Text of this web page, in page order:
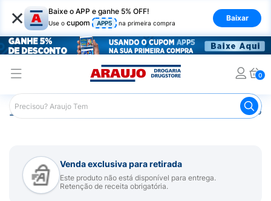
× Baixe o APP e ganhe 5% OFF!
Use o cupom APP5 na primeira compra
Baixar
0
Araujo Medicamentos Remédio para Sistema Nervoso
Venda exclusiva para retirada
Este produto não está disponível para entrega.
Retenção de receita obrigatória.